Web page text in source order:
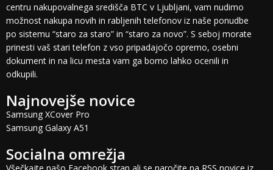
centru nakupovalnega središča BTC v Ljubljani, vam nudimo
možnost nakupa novih in rabljenih telefonov iz naše ponudbe
po sistemu “staro za staro” in “staro za novo”. S seboj morate
prinesti vaš stari telefon z vso pripadajočo opremo, osebni
dokument in na licu mesta vam ga bomo lahko ocenili in
odkupili.
Najnovejše novice
Samsung XCover Pro
Samsung Galaxy A51
Socialna omrežja
Všečkajte našo Facebook stran ali se naročite na RSS novice iz